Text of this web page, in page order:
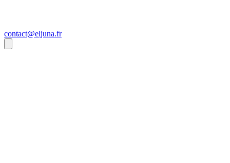
contact@eljuna.fr